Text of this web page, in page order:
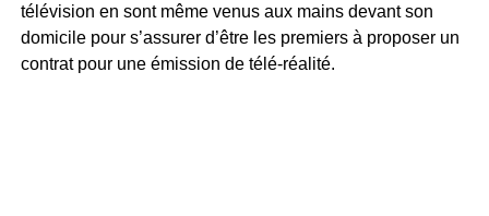
télévision en sont même venus aux mains devant son
domicile pour s’assurer d’être les premiers à proposer un
contrat pour une émission de télé-réalité.